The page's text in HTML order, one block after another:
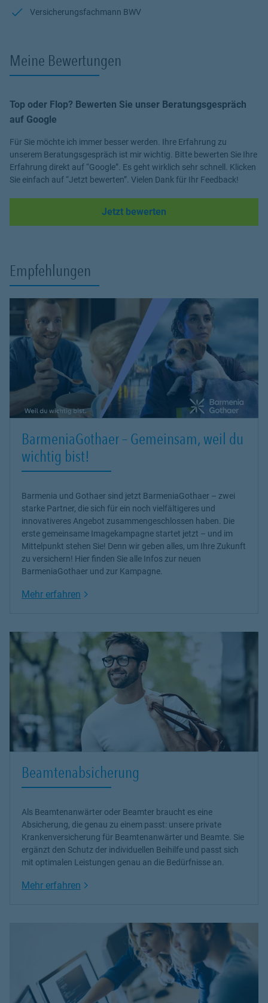
Versicherungsfachmann BWV
Meine Bewertungen
Top oder Flop? Bewerten Sie unser Beratungsgespräch
auf Google
Für Sie möchte ich immer besser werden. Ihre Erfahrung zu
unserem Beratungsgespräch ist mir wichtig. Bitte bewerten Sie Ihre
Erfahrung direkt auf “Google”. Es geht wirklich sehr schnell. Klicken
Sie einfach auf “Jetzt bewerten”. Vielen Dank für Ihr Feedback!
Jetzt bewerten
Empfehlungen
BarmeniaGothaer – Gemeinsam, weil du
wichtig bist!
Barmenia und Gothaer sind jetzt BarmeniaGothaer – zwei
starke Partner, die sich für ein noch vielfältigeres und
innovativeres Angebot zusammengeschlossen haben. Die
erste gemeinsame Imagekampagne startet jetzt – und im
Mittelpunkt stehen Sie! Denn wir geben alles, um Ihre Zukunft
zu versichern! Hier finden Sie alle Infos zur neuen
BarmeniaGothaer und zur Kampagne.
Mehr erfahren Link Opens in New Tab
Beamtenabsicherung
Als Beamtenanwärter oder Beamter braucht es eine
Absicherung, die genau zu einem passt: unsere private
Krankenversicherung für Beamtenanwärter und Beamte. Sie
ergänzt den Schutz der individuellen Beihilfe und passt sich
mit optimalen Leistungen genau an die Bedürfnisse an.
Mehr erfahren Link Opens in New Tab